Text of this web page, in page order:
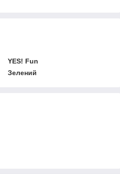
YES! Fun
Зелений